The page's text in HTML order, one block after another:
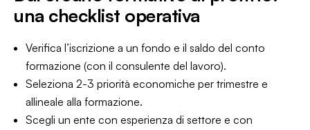
una checklist operativa
Verifica l’iscrizione a un fondo e il saldo del conto
formazione (con il consulente del lavoro).
Seleziona 2-3 priorità economiche per trimestre e
allineale alla formazione.
Scegli un ente con esperienza di settore e con